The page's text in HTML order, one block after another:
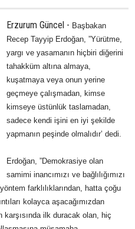
Erzurum Güncel - Başbakan
Recep Tayyip Erdoğan, ”Yürütme,
yargı ve yasamanın hiçbiri diğerini
tahakküm altına almaya,
kuşatmaya veya onun yerine
geçmeye çalışmadan, kimse
kimseye üstünlük taslamadan,
sadece kendi işini en iyi şekilde
yapmanın peşinde olmalıdır’ dedi.
Erdoğan, ”Demokrasiye olan
samimi inancımızı ve bağlılığımızı
farklılıklarından, hatta çoğu
kolayca aşacağımızdan
karşısında ilk duracak olan, hiç